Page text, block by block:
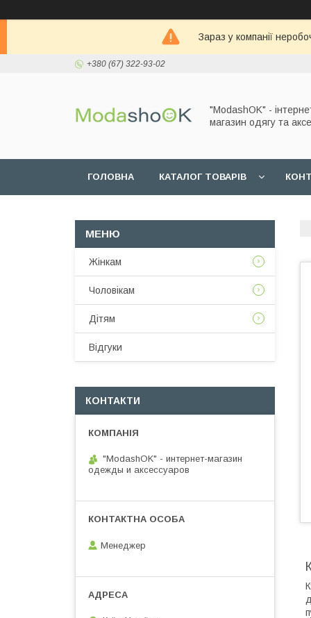
Зараз у компанії
+380 (67) 322-93-02
"ModashOK" -
магазин одягу та
ГОЛОВНА КАТАЛОГ ТОВАРІВ
Жінкам
Чоловікам
Дітям
Відгуки
КОНТАКТИ
"ModashOK" - интернет-магазин
одежды и аксессуаров
Менеджер